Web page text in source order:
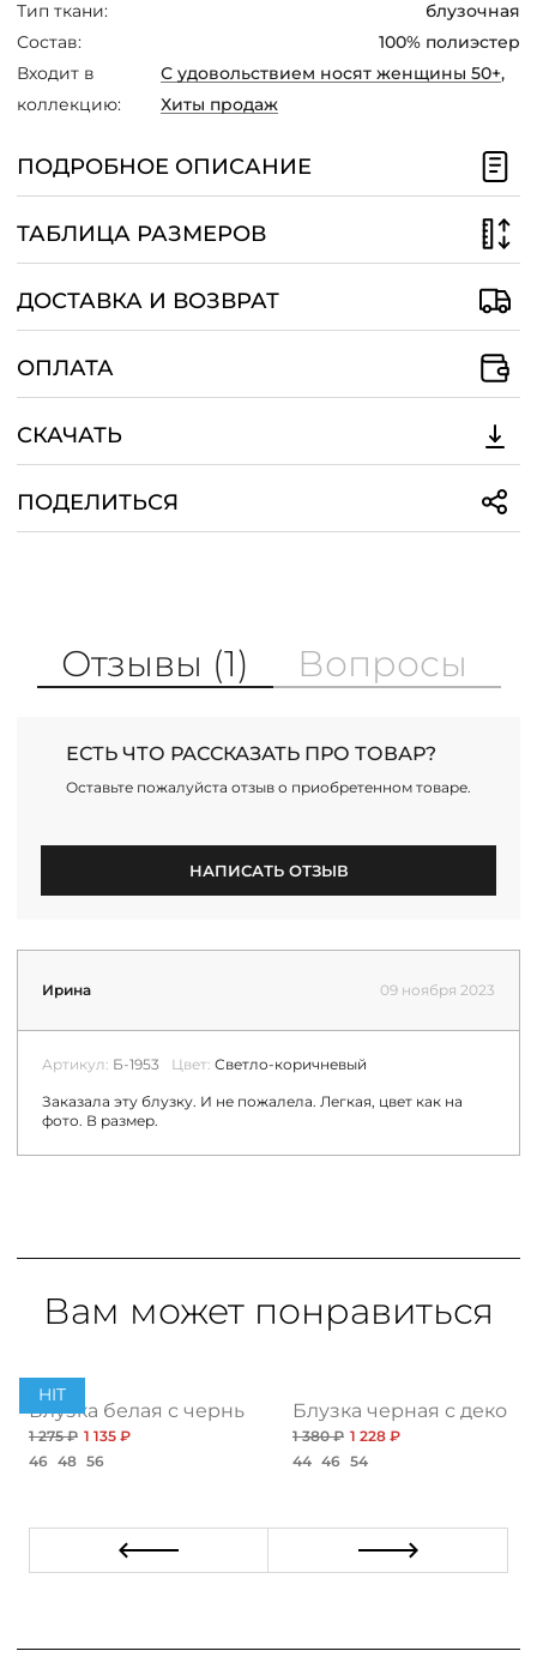
Тип ткани:
блузочная
Состав:
100% полиэстер
Входит в
коллекцию:
С удовольствием носят женщины 50+,
Хиты продаж
ПОДРОБНОЕ ОПИСАНИЕ
ТАБЛИЦА РАЗМЕРОВ
ДОСТАВКА И ВОЗВРАТ
ОПЛАТА
СКАЧАТЬ
ПОДЕЛИТЬСЯ
Отзывы (1) Вопросы
ЕСТЬ ЧТО РАССКАЗАТЬ ПРО ТОВАР?
Оставьте пожалуйста отзыв о приобретенном товаре.
НАПИСАТЬ ОТЗЫВ
Ирина 09 ноября 2023
Артикул: Б-1953 Цвет: Светло-коричневый
Заказала эту блузку. И не пожалела. Легкая, цвет как на
фото. В размер.
Вам может понравиться
HIT
Блузка белая с черными пуговицами
1 275 ₽ 1 135 ₽
46 48 56
Блузка черная с
1 380 ₽ 1 228 ₽
44 46 54